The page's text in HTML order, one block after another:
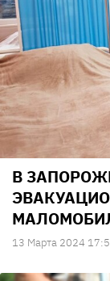
В
13 Марта 2024